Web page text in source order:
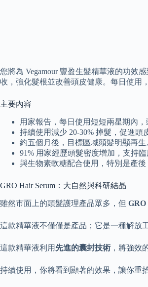
您將為 Vegamour 豐盈生髮精華液的功效
收，強化髮根並改善頭皮健康。每日使用
主要內容
用家報告，每日使用短短兩星期內，
持續使用減少 20-30% 掉髮，促進頭
約五個月後，目標區域頭髮明顯再生
91% 用家經歷頭髮密度增加，支持臨
與生物素軟糖配合使用，特別是產後
GRO Hair Serum：大自然與科研結晶
雖然市面上的頭髮護理產品眾多，但 GRO
這款精華液不僅僅是產品；它是一種解放
這款精華液利用 先進的囊封技術 ，將強效
持續使用，你將看到顯著的效果，讓你重